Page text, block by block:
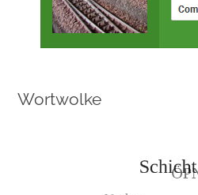
Wortwolke